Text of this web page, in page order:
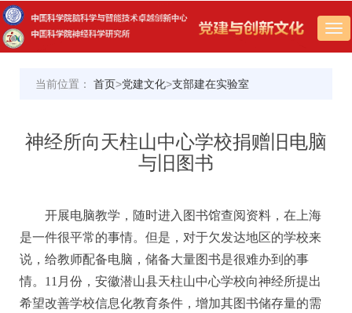
当前位置： 首页>党建文化>支部建在实验室
神经所向天柱山中心学校捐赠旧电脑
与旧图书
开展电脑教学，随时进入图书馆查阅资料，在上海
是一件很平常的事情。但是，对于欠发达地区的学校来
说，给教师配备电脑，储备大量图书是很难办到的事
情。11月份，安徽潜山县天柱山中心学校向神经所提出
希望改善学校信息化教育条件，增加其图书储存量的需